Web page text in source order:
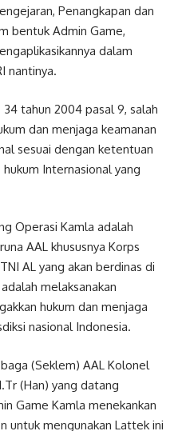
Penangkapan dan
bentuk Admin Game,
dalam
nantinya.
34 tahun 2004 pasal 9, salah
dan menjaga keamanan
sesuai dengan ketentuan
Internasional yang
Operasi Kamla adalah
AAL khususnya Korps
AL yang akan berdinas di
melaksanakan
hukum dan menjaga
nasional Indonesia.
(Seklem) AAL Kolonel
(Han) yang datang
Game Kamla menekankan
untuk mengunakan Lattek ini